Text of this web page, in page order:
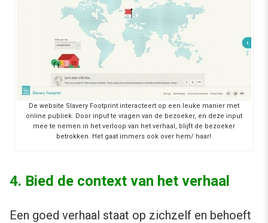
De website Slavery Footprint interacteert op een leuke manier met
online publiek. Door input te vragen van de bezoeker, en deze input
mee te nemen in het verloop van het verhaal, blijft de bezoeker
betrokken. Het gaat immers ook over hem/ haar!
4. Bied de context van het verhaal
Een goed verhaal staat op zichzelf en behoeft